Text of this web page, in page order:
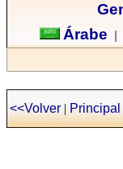
Árabe
<<Volver|Principal